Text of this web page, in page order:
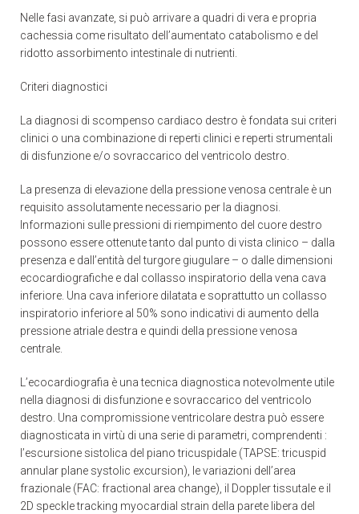
Nelle fasi avanzate, si può arrivare a quadri di vera e propria
cachessia come risultato dell’aumentato catabolismo e del
ridotto assorbimento intestinale di nutrienti.
Criteri diagnostici
La diagnosi di scompenso cardiaco destro è fondata sui criteri
clinici o una combinazione di reperti clinici e reperti strumentali
di disfunzione e/o sovraccarico del ventricolo destro.
La presenza di elevazione della pressione venosa centrale è un
requisito assolutamente necessario per la diagnosi.
Informazioni sulle pressioni di riempimento del cuore destro
possono essere ottenute tanto dal punto di vista clinico – dalla
presenza e dall’entità del turgore giugulare – o dalle dimensioni
ecocardiografiche e dal collasso inspiratorio della vena cava
inferiore. Una cava inferiore dilatata e soprattutto un collasso
inspiratorio inferiore al 50% sono indicativi di aumento della
pressione atriale destra e quindi della pressione venosa
centrale.
L’ecocardiografia è una tecnica diagnostica notevolmente utile
nella diagnosi di disfunzione e sovraccarico del ventricolo
destro. Una compromissione ventricolare destra può essere
diagnosticata in virtù di una serie di parametri, comprendenti :
l’escursione sistolica del piano tricuspidale (TAPSE: tricuspid
annular plane systolic excursion), le variazioni dell’area
frazionale (FAC: fractional area change), il Doppler tissutale e il
2D speckle tracking myocardial strain della parete libera del